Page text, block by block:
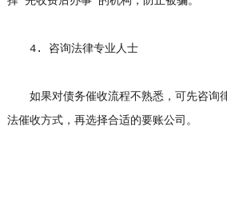
4. 咨询法律专业人士
如果对债务催收流程不熟悉，可先咨询
法催收方式，再选择合适的要账公司。